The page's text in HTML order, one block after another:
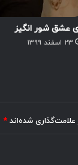
عشق شور انگیز
۲۳ اسفند ۱۳۹۹
شده‌اند *